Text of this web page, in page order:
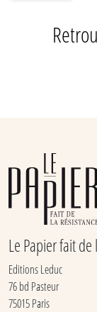
Le Papier fait de
Editions Leduc
76 bd Pasteur
75015 Paris